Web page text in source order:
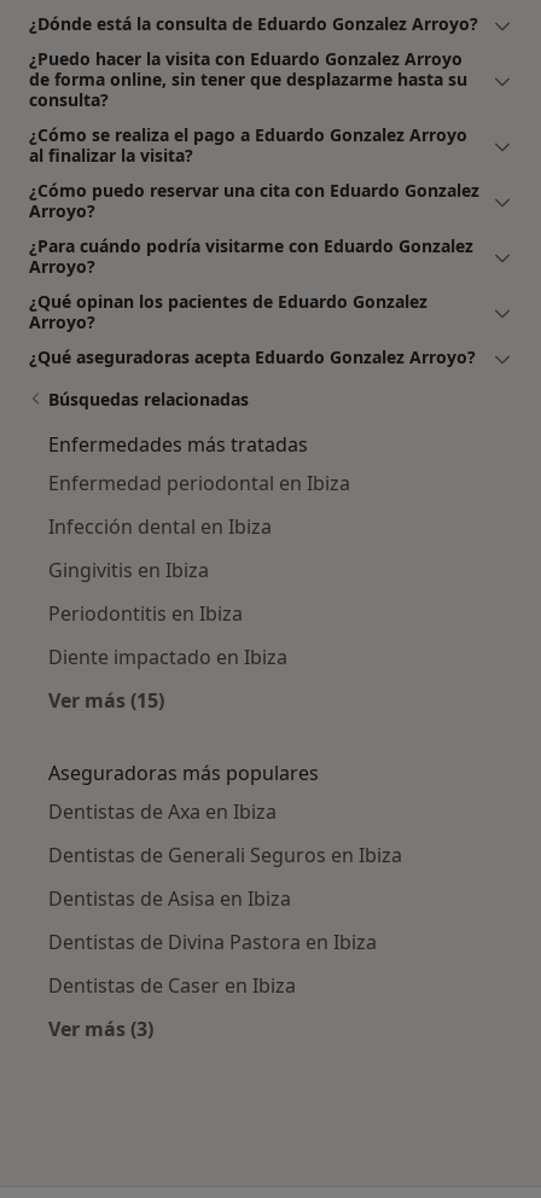
¿Dónde está la consulta de Eduardo Gonzalez Arroyo?
¿Puedo hacer la visita con Eduardo Gonzalez Arroyo
de forma online, sin tener que desplazarme hasta su
consulta?
¿Cómo se realiza el pago a Eduardo Gonzalez Arroyo
al finalizar la visita?
¿Cómo puedo reservar una cita con Eduardo Gonzalez
Arroyo?
¿Para cuándo podría visitarme con Eduardo Gonzalez
Arroyo?
¿Qué opinan los pacientes de Eduardo Gonzalez
Arroyo?
¿Qué aseguradoras acepta Eduardo Gonzalez Arroyo?
Búsquedas relacionadas
Enfermedades más tratadas
Enfermedad periodontal en Ibiza
Infección dental en Ibiza
Gingivitis en Ibiza
Periodontitis en Ibiza
Diente impactado en Ibiza
Ver más (15)
Aseguradoras más populares
Dentistas de Axa en Ibiza
Dentistas de Generali Seguros en Ibiza
Dentistas de Asisa en Ibiza
Dentistas de Divina Pastora en Ibiza
Dentistas de Caser en Ibiza
Ver más (3)